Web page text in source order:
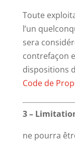
Toute
l’un
sera
contrefaçon
dispositions
Code de
3 –
ne pourra